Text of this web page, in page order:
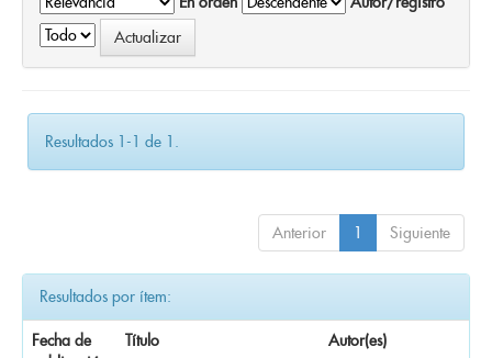
Resultados 1-1 de 1.
Anterior 1 Siguiente
Resultados por ítem:
Fecha de
Título Autor(es)